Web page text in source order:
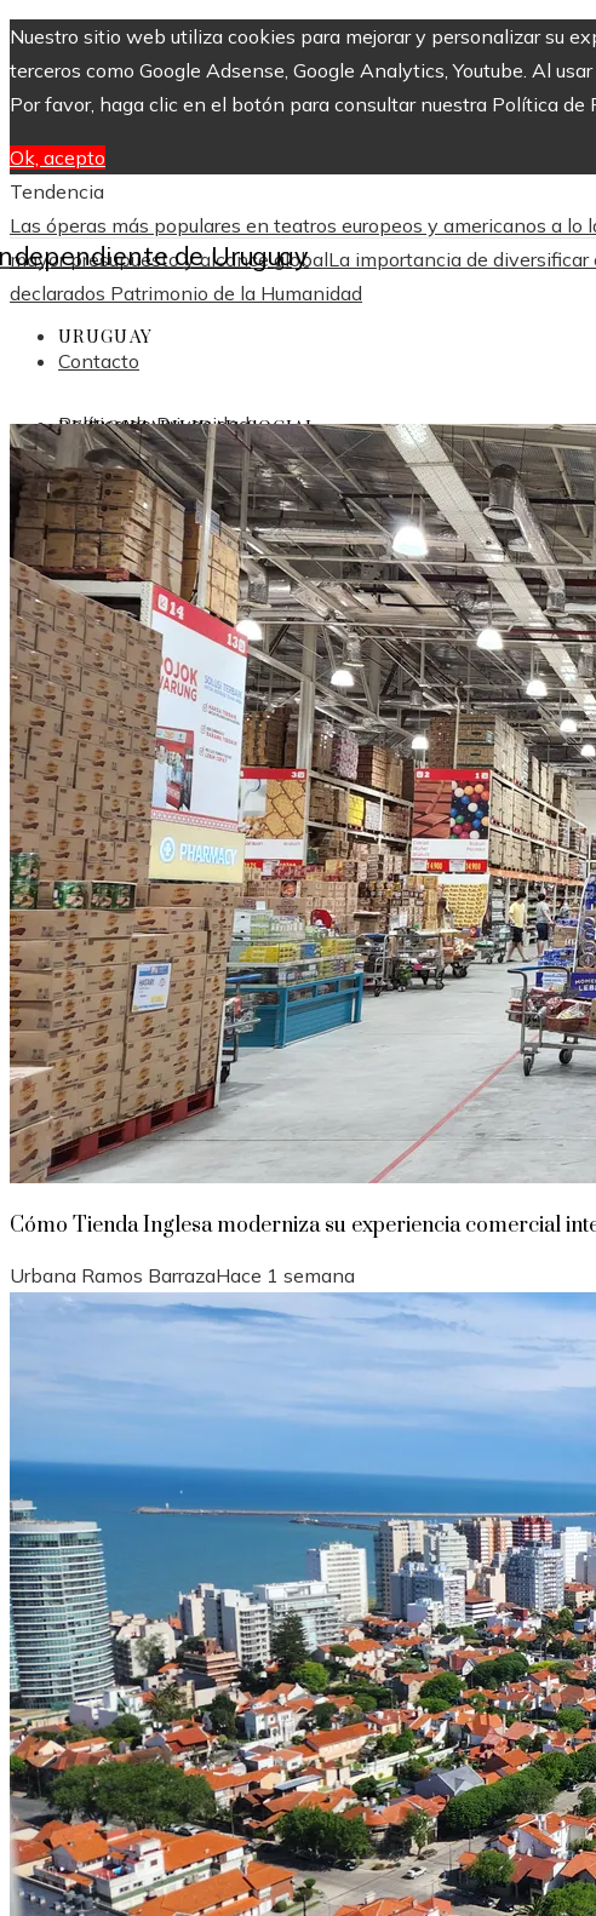
Nuestro sitio web utiliza cookies para mejorar y personalizar su
terceros como Google Adsense, Google Analytics, Youtube. Al
Por favor, haga clic en el botón para consultar nuestra Política de
Ok, acepto
Tendencia
Las óperas más populares en teatros europeos y americanos a lo
mayor presupuesto y alcance globalLa importancia de
declarados Patrimonio de la Humanidad
Contacto
Política de Privacidad
URUGUAY
RESPONSABILIDAD SOCIAL
INVERSIONES Y NEGOCIOS
CIENCIA Y TECNOLOGÍA
CULTURA Y OCIO
Uruguay
Responsabilidad social
Inversiones y negocios
Ciencia y tecnología
Cultura y ocio
Cómo Tienda Inglesa moderniza su experiencia comercial
Urbana Ramos BarrazaHace 1 semana